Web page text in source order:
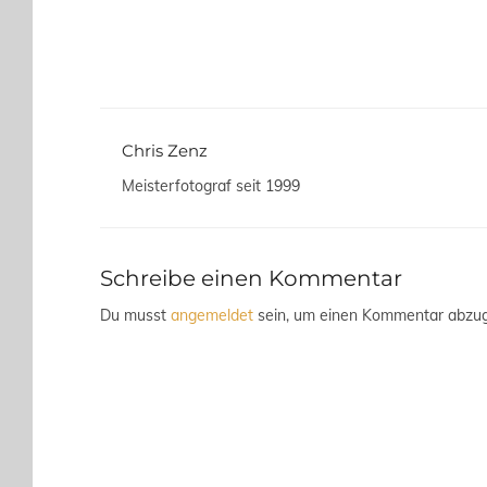
Chris Zenz
Meisterfotograf seit 1999
Schreibe einen Kommentar
Du musst angemeldet sein, um einen Kommentar